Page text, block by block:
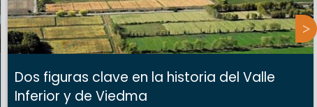
Dos figuras clave en la historia del Valle
Inferior y de Viedma